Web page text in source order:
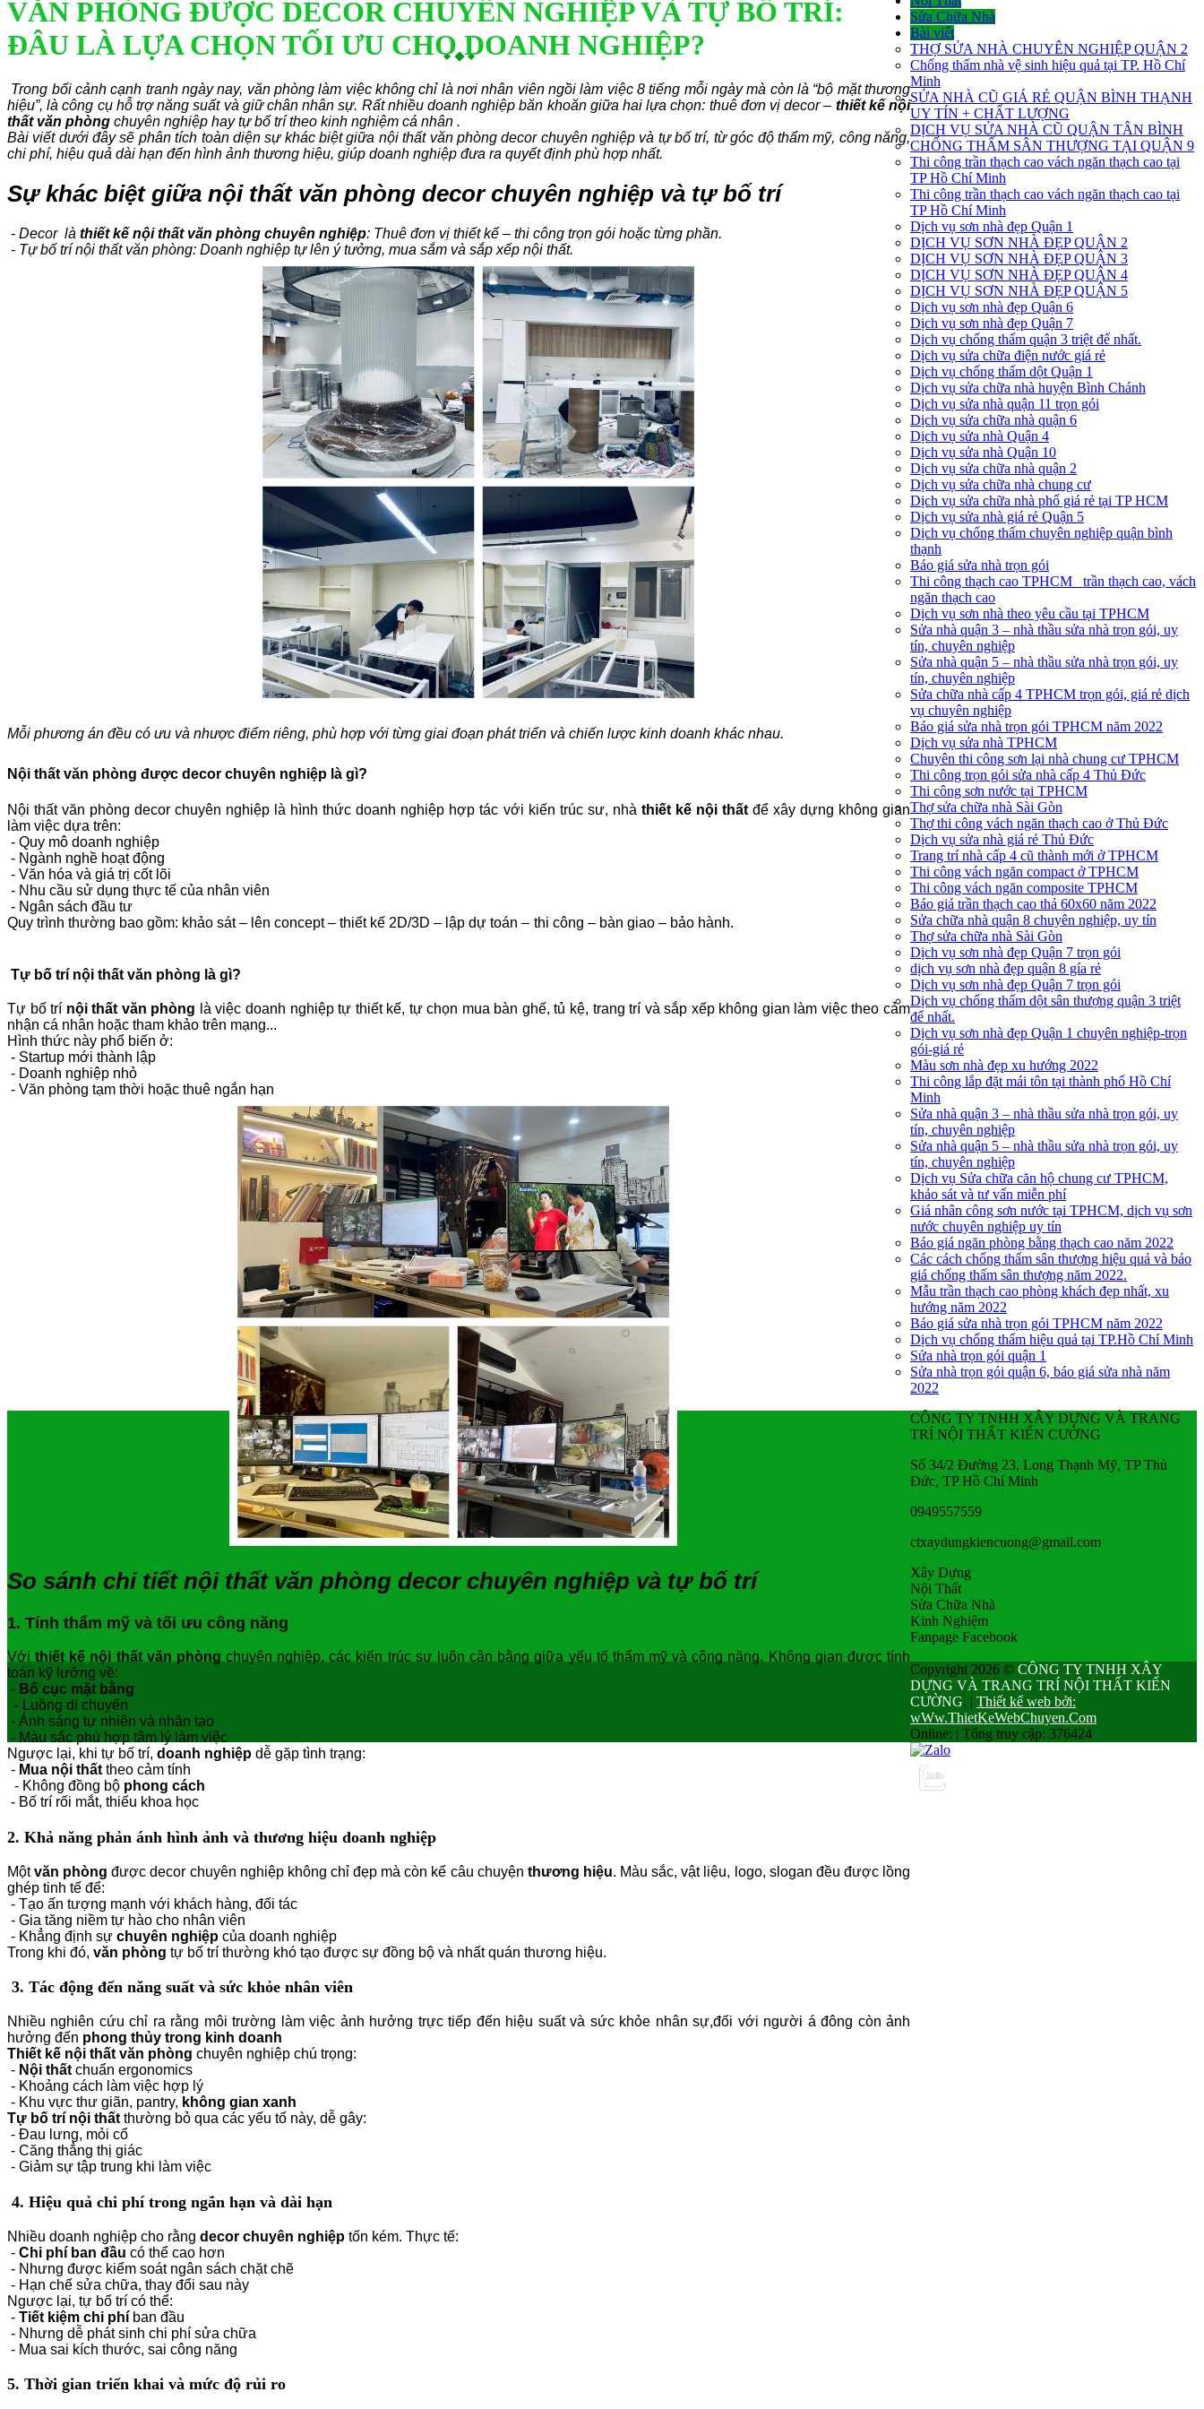
VĂN PHÒNG ĐƯỢC DECOR CHUYÊN NGHIỆP VÀ TỰ BỐ TRÍ:
ĐÂU LÀ LỰA CHỌN TỐI ƯU CHO DOANH NGHIỆP?
Trong bối cảnh cạnh tranh ngày nay, văn phòng làm việc không chỉ là nơi nhân viên ngồi làm việc 8 tiếng mỗi ngày mà còn là “bộ mặt thương
hiệu”, là công cụ hỗ trợ năng suất và giữ chân nhân sự. Rất nhiều doanh nghiệp băn khoăn giữa hai lựa chọn: thuê đơn vị decor – thiết kế nội
thất văn phòng chuyên nghiệp hay tự bố trí theo kinh nghiệm cá nhân .
Bài viết dưới đây sẽ phân tích toàn diện sự khác biệt giữa nội thất văn phòng decor chuyên nghiệp và tự bố trí, từ góc độ thẩm mỹ, công năng,
chi phí, hiệu quả dài hạn đến hình ảnh thương hiệu, giúp doanh nghiệp đưa ra quyết định phù hợp nhất.
Sự khác biệt giữa nội thất văn phòng decor chuyên nghiệp và tự bố trí
- Decor là thiết kế nội thất văn phòng chuyên nghiệp: Thuê đơn vị thiết kế – thi công trọn gói hoặc từng phần.
- Tự bố trí nội thất văn phòng: Doanh nghiệp tự lên ý tưởng, mua sắm và sắp xếp nội thất.
Mỗi phương án đều có ưu và nhược điểm riêng, phù hợp với từng giai đoạn phát triển và chiến lược kinh doanh khác nhau.
Nội thất văn phòng được decor chuyên nghiệp là gì?
Nội thất văn phòng decor chuyên nghiệp là hình thức doanh nghiệp hợp tác với kiến trúc sư, nhà thiết kế nội thất để xây dựng không gian
làm việc dựa trên:
- Quy mô doanh nghiệp
- Ngành nghề hoạt động
- Văn hóa và giá trị cốt lõi
- Nhu cầu sử dụng thực tế của nhân viên
- Ngân sách đầu tư
Quy trình thường bao gồm: khảo sát – lên concept – thiết kế 2D/3D – lập dự toán – thi công – bàn giao – bảo hành.
Tự bố trí nội thất văn phòng là gì?
Tự bố trí nội thất văn phòng là việc doanh nghiệp tự thiết kế, tự chọn mua bàn ghế, tủ kệ, trang trí và sắp xếp không gian làm việc theo cảm
nhận cá nhân hoặc tham khảo trên mạng...
Hình thức này phổ biến ở:
- Startup mới thành lập
- Doanh nghiệp nhỏ
- Văn phòng tạm thời hoặc thuê ngắn hạn
So sánh chi tiết nội thất văn phòng decor chuyên nghiệp và tự bố trí
1. Tính thẩm mỹ và tối ưu công năng
Vớithiết kế nội thất văn phòng chuyên nghiệp, các kiến trúc sư luôn cân bằng giữa yếu tố thẩm mỹ và công năng. Không gian được tính
toán kỹ lưỡng về:
- Bố cục mặt bằng
- Luồng di chuyển
- Ánh sáng tự nhiên và nhân tạo
- Màu sắc phù hợp tâm lý làm việc
Ngược lại, khi tự bố trí, doanh nghiệp dễ gặp tình trạng:
- Mua nội thất theo cảm tính
- Không đồng bộ phong cách
- Bố trí rối mắt, thiếu khoa học
2. Khả năng phản ánh hình ảnh và thương hiệu doanh nghiệp
Mộtvăn phòng được decor chuyên nghiệp không chỉ đẹp mà còn kể câu chuyện thương hiệu. Màu sắc, vật liệu, logo, slogan đều được lồng
ghép tinh tế để:
- Tạo ấn tượng mạnh với khách hàng, đối tác
- Gia tăng niềm tự hào cho nhân viên
- Khẳng định sự chuyên nghiệp của doanh nghiệp
Trong khi đó, văn phòng tự bố trí thường khó tạo được sự đồng bộ và nhất quán thương hiệu.
3. Tác động đến năng suất và sức khỏe nhân viên
Nhiều nghiên cứu chỉ ra rằng môi trường làm việc ảnh hưởng trực tiếp đến hiệu suất và sức khỏe nhân sự,đối với người á đông còn ảnh
hưởng đến phong thủy trong kinh doanh
Thiết kế nội thất văn phòng chuyên nghiệp chú trọng:
- Nội thất chuẩn ergonomics
- Khoảng cách làm việc hợp lý
- Khu vực thư giãn, pantry, không gian xanh
Tự bố trí nội thất thường bỏ qua các yếu tố này, dễ gây:
- Đau lưng, mỏi cổ
- Căng thẳng thị giác
- Giảm sự tập trung khi làm việc
4. Hiệu quả chi phí trong ngắn hạn và dài hạn
Nhiều doanh nghiệp cho rằng decor chuyên nghiệp tốn kém. Thực tế:
- Chi phí ban đầu có thể cao hơn
- Nhưng được kiểm soát ngân sách chặt chẽ
- Hạn chế sửa chữa, thay đổi sau này
Ngược lại, tự bố trí có thể:
- Tiết kiệm chi phí ban đầu
- Nhưng dễ phát sinh chi phí sửa chữa
- Mua sai kích thước, sai công năng
5. Thời gian triển khai và mức độ rủi ro
Sửa Chữa Nhà
Bài viết
THỢ SỬA NHÀ CHUYÊN NGHIỆP QUẬN 2
Chống thấm nhà vệ sinh hiệu quả tại TP. Hồ Chí
Minh
SỬA NHÀ CŨ GIÁ RẺ QUẬN BÌNH THẠNH
UY TÍN + CHẤT LƯỢNG
DỊCH VỤ SỬA NHÀ CŨ QUẬN TÂN BÌNH
CHỐNG THẤM SÂN THƯỢNG TẠI QUẬN 9
Thi công trần thạch cao vách ngăn thạch cao tại
TP Hồ Chí Minh
Thi công trần thạch cao vách ngăn thạch cao tại
TP Hồ Chí Minh
Dịch vụ sơn nhà đẹp Quận 1
DỊCH VỤ SƠN NHÀ ĐẸP QUẬN 2
DỊCH VỤ SƠN NHÀ ĐẸP QUẬN 3
DỊCH VỤ SƠN NHÀ ĐẸP QUẬN 4
DỊCH VỤ SƠN NHÀ ĐẸP QUẬN 5
Dịch vụ sơn nhà đẹp Quận 6
Dịch vụ sơn nhà đẹp Quận 7
Dịch vụ chống thấm quận 3 triệt để nhất.
Dịch vụ sửa chữa điện nước giá rẻ
Dịch vụ chống thấm dột Quận 1
Dịch vụ sửa chữa nhà huyện Bình Chánh
Dịch vụ sửa nhà quận 11 trọn gói
Dịch vụ sửa chữa nhà quận 6
Dịch vụ sửa nhà Quận 4
Dịch vụ sửa nhà Quận 10
Dịch vụ sửa chữa nhà quận 2
Dịch vụ sửa chữa nhà chung cư
Dịch vụ sửa chữa nhà phố giá rẻ tại TP HCM
Dịch vụ sửa nhà giá rẻ Quận 5
Dịch vụ chống thấm chuyên nghiệp quận bình
thạnh
Báo giá sửa nhà trọn gói
Thi công thạch cao TPHCM_ trần thạch cao, vách
ngăn thạch cao
Dịch vụ sơn nhà theo yêu cầu tại TPHCM
Sửa nhà quận 3 – nhà thầu sửa nhà trọn gói, uy
tín, chuyên nghiệp
Sửa nhà quận 5 – nhà thầu sửa nhà trọn gói, uy
tín, chuyên nghiệp
Sửa chữa nhà cấp 4 TPHCM trọn gói, giá rẻ dịch
vụ chuyên nghiệp
Báo giá sửa nhà trọn gói TPHCM năm 2022
Dịch vụ sửa nhà TPHCM
Chuyên thi công sơn lại nhà chung cư TPHCM
Thi công trọn gói sửa nhà cấp 4 Thủ Đức
Thi công sơn nước tại TPHCM
Thợ sửa chữa nhà Sài Gòn
Thợ thi công vách ngăn thạch cao ở Thủ Đức
Dịch vụ sửa nhà giá rẻ Thủ Đức
Trang trí nhà cấp 4 cũ thành mới ở TPHCM
Thi công vách ngăn compact ở TPHCM
Thi công vách ngăn composite TPHCM
Báo giá trần thạch cao thả 60x60 năm 2022
Sửa chữa nhà quận 8 chuyên nghiệp, uy tín
Thợ sửa chữa nhà Sài Gòn
Dịch vụ sơn nhà đẹp Quận 7 trọn gói
dịch vụ sơn nhà đẹp quận 8 gía rẻ
Dịch vụ sơn nhà đẹp Quận 7 trọn gói
Dịch vụ chống thấm dột sân thượng quận 3 triệt
để nhất.
Dịch vụ sơn nhà đẹp Quận 1 chuyên nghiệp-trọn
gói-giá rẻ
Màu sơn nhà đẹp xu hướng 2022
Thi công lắp đặt mái tôn tại thành phố Hồ Chí
Minh
Sửa nhà quận 3 – nhà thầu sửa nhà trọn gói, uy
tín, chuyên nghiệp
Sửa nhà quận 5 – nhà thầu sửa nhà trọn gói, uy
tín, chuyên nghiệp
Dịch vụ Sửa chữa căn hộ chung cư TPHCM,
khảo sát và tư vấn miễn phí
Giá nhân công sơn nước tại TPHCM, dịch vụ sơn
nước chuyên nghiệp uy tín
Báo giá ngăn phòng bằng thạch cao năm 2022
Các cách chống thấm sân thượng hiệu quả và báo
giá chống thấm sân thượng năm 2022.
Mẫu trần thạch cao phòng khách đẹp nhất, xu
hướng năm 2022
Báo giá sửa nhà trọn gói TPHCM năm 2022
Dịch vụ chống thấm hiệu quả tại TP.Hồ Chí Minh
Sửa nhà trọn gói quận 1
Sửa nhà trọn gói quận 6, báo giá sửa nhà năm
2022
CÔNG TY TNHH XÂY DỰNG VÀ TRANG
TRÍ NỘI THẤT KIẾN CƯỜNG
Số 34/2 Đường 23, Long Thạnh Mỹ, TP Thủ
Đức, TP Hồ Chí Minh
0949557559
ctxaydungkiencuong@gmail.com
Xây Dựng
Nội Thất
Sửa Chữa Nhà
Kinh Nghiệm
Fanpage Facebook
Copyright 2026 © CÔNG TY TNHH XÂY
DỰNG VÀ TRANG TRÍ NỘI THẤT KIẾN
CƯỜNG. | Thiết kế web bởi:
wWw.ThietKeWebChuyen.Com
Online: | Tổng truy cập: 376424